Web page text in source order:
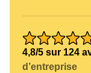
4,8/5 sur 124
d’entreprise